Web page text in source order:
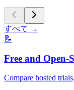
すべて →
📝
Free and Open-
Compare hosted